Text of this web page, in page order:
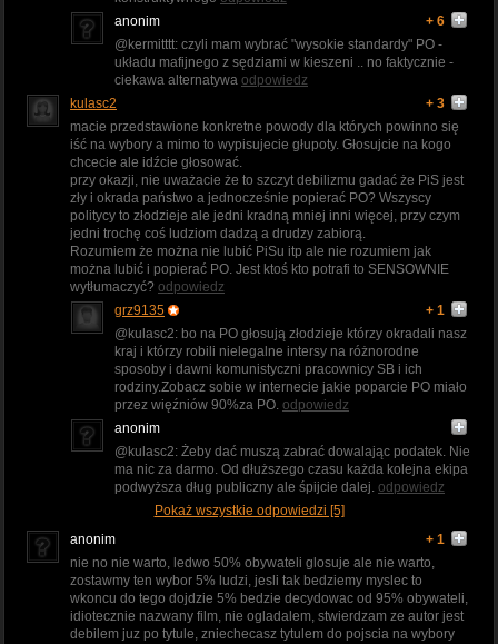
anonim
+ 6
@kermitttt: czyli mam wybrać "wysokie standardy" PO -
układu mafijnego z sędziami w kieszeni .. no faktycznie -
ciekawa alternatywa odpowiedz
kulasc2
+ 3
macie przedstawione konkretne powody dla których powinno się
iść na wybory a mimo to wypisujecie głupoty. Głosujcie na kogo
chcecie ale idźcie głosować.
przy okazji, nie uważacie że to szczyt debilizmu gadać że PiS jest
zły i okrada państwo a jednocześnie popierać PO? Wszyscy
politycy to złodzieje ale jedni kradną mniej inni więcej, przy czym
jedni trochę coś ludziom dadzą a drudzy zabiorą.
Rozumiem że można nie lubić PiSu itp ale nie rozumiem jak
można lubić i popierać PO. Jest ktoś kto potrafi to SENSOWNIE
wytłumaczyć? odpowiedz
grz9135
+ 1
@kulasc2: bo na PO głosują złodzieje którzy okradali nasz
kraj i którzy robili nielegalne intersy na różnorodne
sposoby i dawni komunistyczni pracownicy SB i ich
rodziny.Zobacz sobie w internecie jakie poparcie PO miało
przez więźniów 90%za PO. odpowiedz
anonim
@kulasc2: Żeby dać muszą zabrać dowalając podatek. Nie
ma nic za darmo. Od dłuższego czasu każda kolejna ekipa
podwyższa dług publiczny ale śpijcie dalej. odpowiedz
Pokaż wszystkie odpowiedzi [5]
anonim
+ 1
nie no nie warto, ledwo 50% obywateli glosuje ale nie warto,
zostawmy ten wybor 5% ludzi, jesli tak bedziemy myslec to
wkoncu do tego dojdzie 5% bedzie decydowac od 95% obywateli,
idiotecznie nazwany film, nie ogladalem, stwierdzam ze autor jest
debilem juz po tytule, zniechecasz tytulem do pojscia na wybory